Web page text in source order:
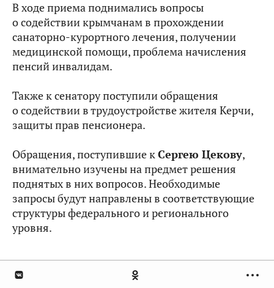
В ходе приема поднимались вопросы
о содействии крымчанам в прохождении
санаторно-курортного лечения, получении
медицинской помощи, проблема начисления
пенсий инвалидам.
Также к сенатору поступили обращения
о содействии в трудоустройстве жителя Керчи,
защиты прав пенсионера.
Обращения, поступившие кСергею Цекову,
внимательно изучены на предмет решения
поднятых в них вопросов. Необходимые
запросы будут направлены в соответствующие
структуры федерального и регионального
уровня.